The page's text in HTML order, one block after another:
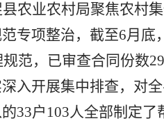
县农业农村局聚焦农村
专项整治，截至6月底
范， 已审查合同份数
入开展集中排查，对
33户 103人全部制定了